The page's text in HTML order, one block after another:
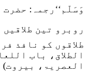
وَسَلّم‘‘ رجمہ:
روبرو تین
طلاقوں کو نافذ
العصریۃ، بیروت)